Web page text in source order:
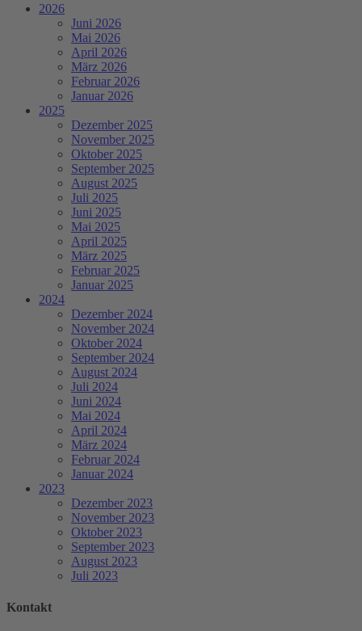
2026
Juni 2026
Mai 2026
April 2026
März 2026
Februar 2026
Januar 2026
2025
Dezember 2025
November 2025
Oktober 2025
September 2025
August 2025
Juli 2025
Juni 2025
Mai 2025
April 2025
März 2025
Februar 2025
Januar 2025
2024
Dezember 2024
November 2024
Oktober 2024
September 2024
August 2024
Juli 2024
Juni 2024
Mai 2024
April 2024
März 2024
Februar 2024
Januar 2024
2023
Dezember 2023
November 2023
Oktober 2023
September 2023
August 2023
Juli 2023
Kontakt